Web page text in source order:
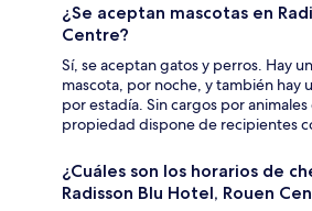
¿Se aceptan mascotas en
Centre?
Sí, se aceptan gatos y perros. Hay
mascota, por noche, y también hay
por estadía. Sin cargos por
propiedad dispone de recipientes
¿Cuáles son los horarios de
Radisson Blu Hotel, Rouen